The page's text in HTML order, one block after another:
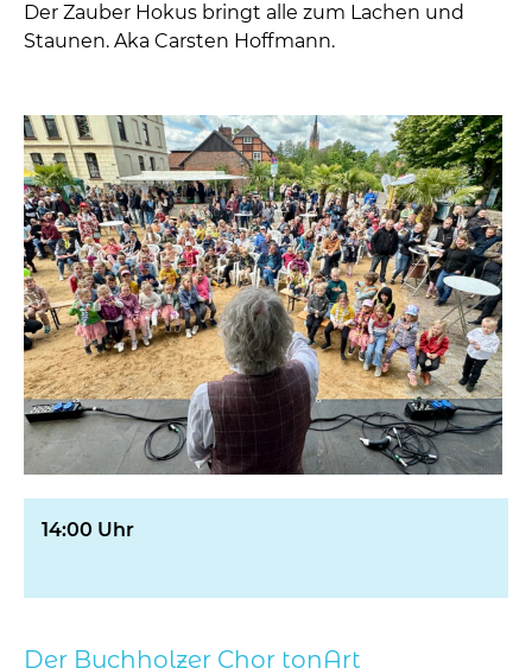
Der Zauber Hokus bringt alle zum Lachen und
Staunen. Aka Carsten Hoffmann.
14:00 Uhr
Der Buchholzer Chor tonArt